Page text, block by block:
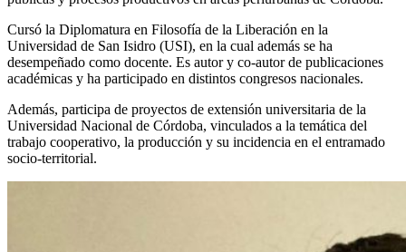
Cursó la Diplomatura en Filosofía de la Liberación en la
Universidad de San Isidro (USI), en la cual además se ha
desempeñado como docente. Es autor y co-autor de publicaciones
académicas y ha participado en distintos congresos nacionales.
Además, participa de proyectos de extensión universitaria de la
Universidad Nacional de Córdoba, vinculados a la temática del
trabajo cooperativo, la producción y su incidencia en el entramado
socio-territorial.